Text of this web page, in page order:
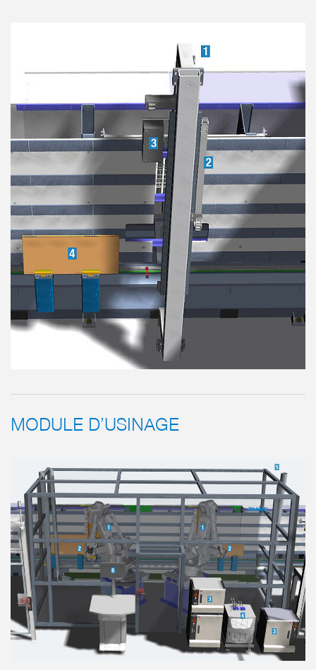
MODULE D’USINAGE